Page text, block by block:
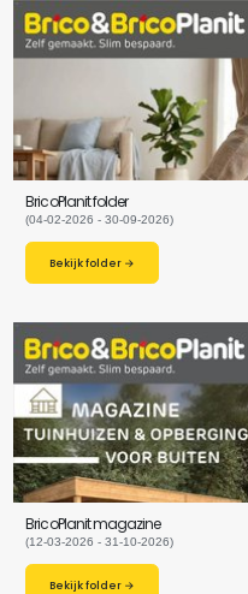
BricoPlanit folder
(04-02-2026 - 30-09-2026)
Bekijk folder →
BricoPlanit magazine
(12-03-2026 - 31-10-2026)
Bekijk folder →